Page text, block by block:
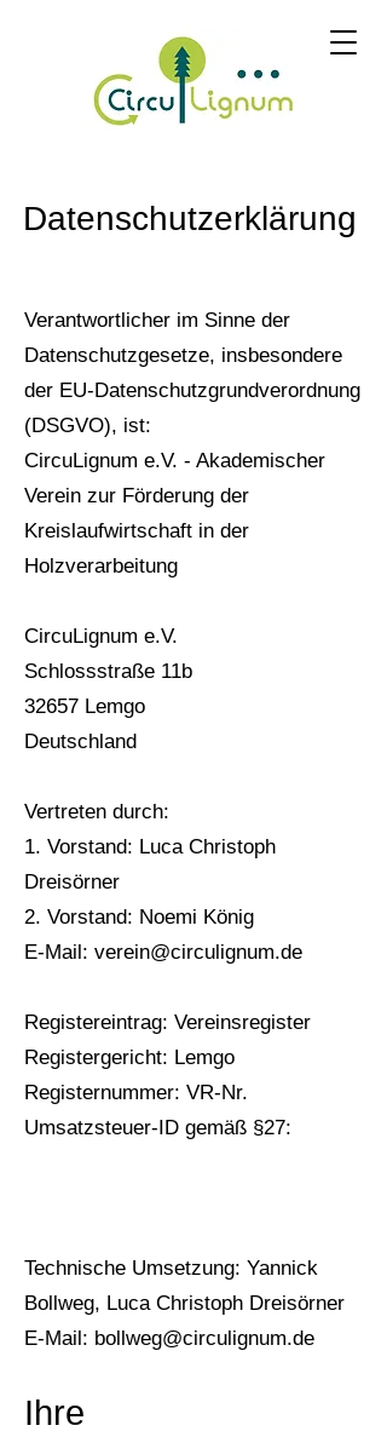
Datenschutzerklärung
Verantwortlicher im Sinne der
Datenschutzgesetze, insbesondere
der EU-Datenschutzgrundverordnung
(DSGVO), ist:
CircuLignum e.V. - Akademischer
Verein zur Förderung der
Kreislaufwirtschaft in der
Holzverarbeitung
CircuLignum e.V.
Schlossstraße 11b
32657 Lemgo
Deutschland
Vertreten durch:
1. Vorstand: Luca Christoph
Dreisörner
2. Vorstand: Noemi König
E-Mail: verein@circulignum.de
Registereintrag: Vereinsregister
Registergericht: Lemgo
Registernummer: VR-Nr.
Umsatzsteuer-ID gemäß §27:
Technische Umsetzung: Yannick
Bollweg, Luca Christoph Dreisörner
E-Mail: bollweg@circulignum.de
Ihre